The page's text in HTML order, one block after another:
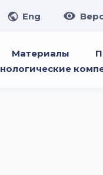
Eng
Материалы